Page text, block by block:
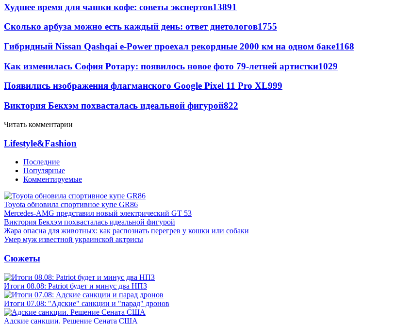
Худшее время для чашки кофе: советы экспертов13891
Сколько арбуза можно есть каждый день: ответ диетологов1755
Гибридный Nissan Qashqai e-Power проехал рекордные 2000 км на одном баке1168
Как изменилась София Ротару: появилось новое фото 79-летней артистки1029
Появились изображения флагманского Google Pixel 11 Pro XL999
Виктория Бекхэм похвасталась идеальной фигурой822
Читать комментарии
Lifestyle&Fashion
Последние
Популярные
Комментируемые
Toyota обновила спортивное купе GR86
Mercedes-AMG представил новый электрический GT 53
Виктория Бекхэм похвасталась идеальной фигурой
Жара опасна для животных: как распознать перегрев у кошки или собаки
Умер муж известной украинской актрисы
Сюжеты
Итоги 08.08: Patriot будет и минус два НПЗ
Итоги 07.08: "Адские" санкции и "парад" дронов
Адские санкции. Решение Сената США